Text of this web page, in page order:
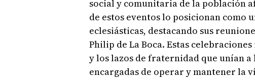
social y comunitaria de la población
de estos eventos lo posicionan como
eclesiásticas, destacando sus
Philip de La Boca. Estas
y los lazos de fraternidad que unían
encargadas de operar y mantener la